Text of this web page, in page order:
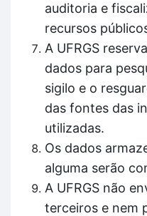
auditoria e
recursos
A UFRGS
dados para
sigilo e o
das fontes das
utilizadas.
Os dados
alguma serão
A UFRGS não
terceiros e nem